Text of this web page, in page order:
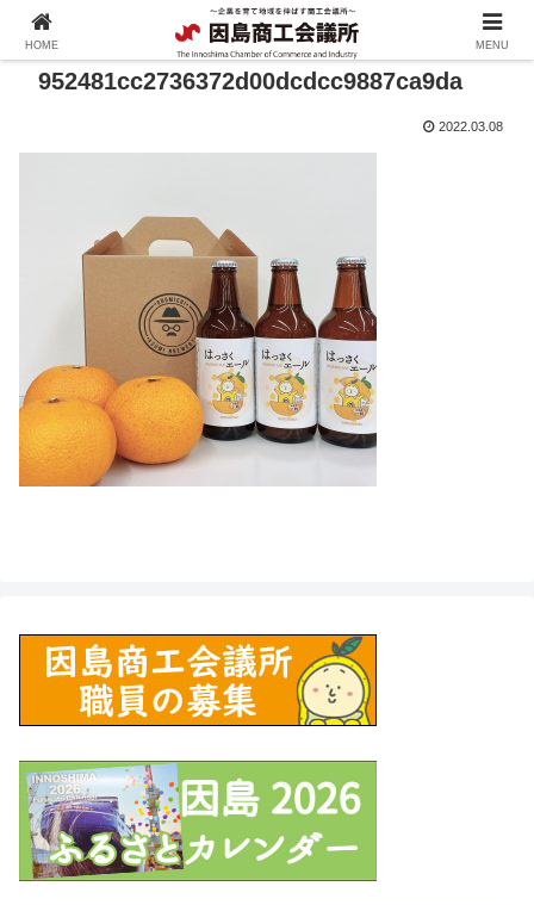
952481cc2736372d00dcdcc9887ca9da
2022.03.08
HOME MENU